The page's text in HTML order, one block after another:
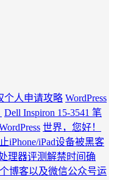
个人申请攻略 WordPress
Dell Inspiron 15-3541 笔
世界，您好！
iPhone/iPad设备被黑客
理器评测解禁时间确
博客以及微信公众号运